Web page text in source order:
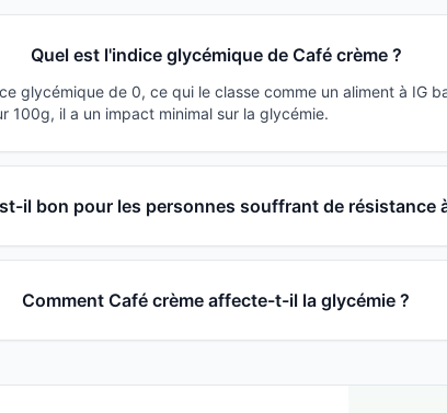
Quel est l'indice glycémique de Café crème ?
glycémique de 0, ce qui le classe comme un aliment à IG
100g, il a un impact minimal sur la glycémie.
il bon pour les personnes souffrant de résistance
Comment Café crème affecte-t-il la glycémie ?